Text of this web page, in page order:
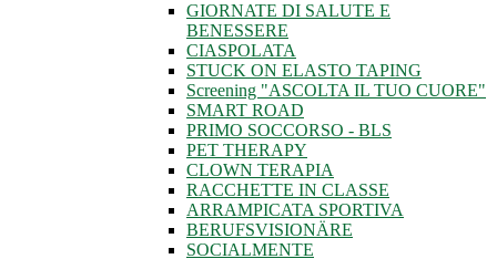
GIORNATE DI SALUTE E
BENESSERE
CIASPOLATA
STUCK ON ELASTO TAPING
Screening "ASCOLTA IL TUO CUORE"
SMART ROAD
PRIMO SOCCORSO - BLS
PET THERAPY
CLOWN TERAPIA
RACCHETTE IN CLASSE
ARRAMPICATA SPORTIVA
BERUFSVISIONÄRE
SOCIALMENTE